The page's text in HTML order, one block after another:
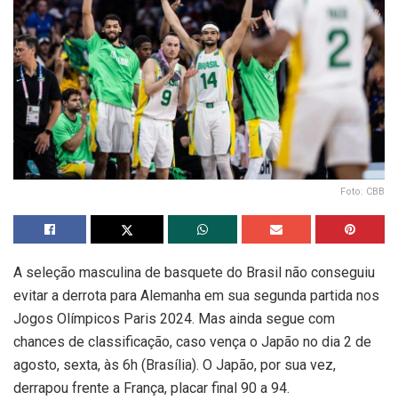
Foto: CBB
A seleção masculina de basquete do Brasil não conseguiu
evitar a derrota para Alemanha em sua segunda partida nos
Jogos Olímpicos Paris 2024. Mas ainda segue com
chances de classificação, caso vença o Japão no dia 2 de
agosto, sexta, às 6h (Brasília). O Japão, por sua vez,
derrapou frente a França, placar final 90 a 94.